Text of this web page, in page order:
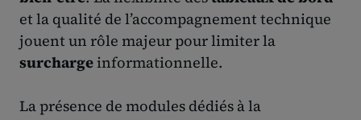
et la qualité de l’accompagnement technique
jouent un rôle majeur pour limiter la
surchargeinformationnelle.
La présence de modules dédiés à la